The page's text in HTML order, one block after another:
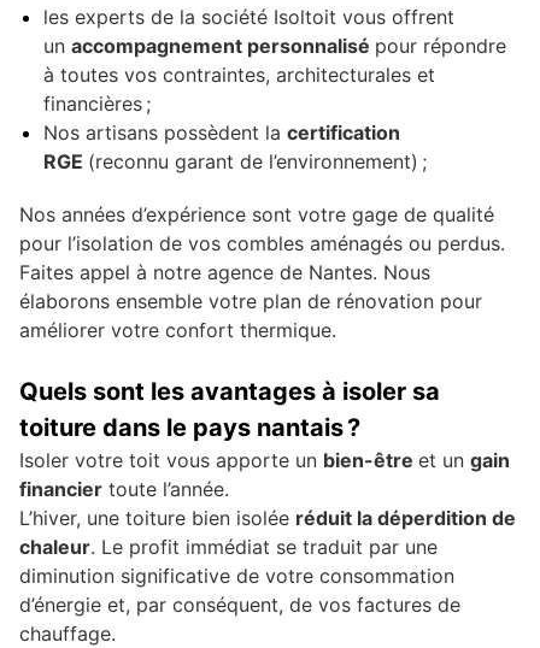
les experts de la société Isoltoit vous offrent
un accompagnement personnalisé pour répondre
à toutes vos contraintes, architecturales et
financières ;
Nos artisans possèdent la certification
RGE (reconnu garant de l’environnement) ;
Nos années d’expérience sont votre gage de qualité
pour l’isolation de vos combles aménagés ou perdus.
Faites appel à notre agence de Nantes. Nous
élaborons ensemble votre plan de rénovation pour
améliorer votre confort thermique.
Quels sont les avantages à isoler sa
toiture dans le pays nantais ?
Isoler votre toit vous apporte un bien-être et un gain
financier toute l’année.
L’hiver, une toiture bien isolée réduit la déperdition de
chaleur. Le profit immédiat se traduit par une
diminution significative de votre consommation
d’énergie et, par conséquent, de vos factures de
chauffage.